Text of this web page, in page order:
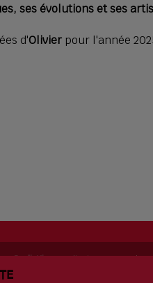
ses évolutions et ses
d'Olivier pour l'année
RadioKing. RadioKing permet de